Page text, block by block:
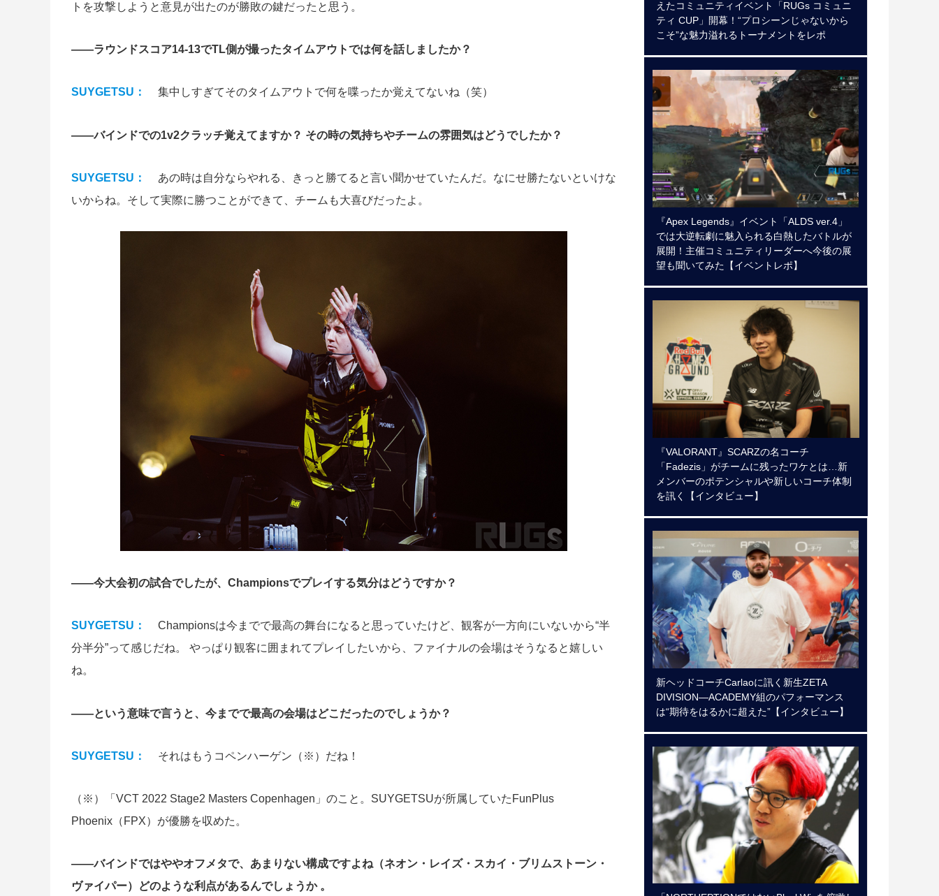
トを攻撃しようと意見が出たのが勝敗の鍵だったと思う。
――ラウンドスコア14-13でTL側が撮ったタイムアウトでは何を話しましたか？
SUYGETSU： 集中しすぎてそのタイムアウトで何を喋ったか覚えてないね（笑）
――バインドでの1v2クラッチ覚えてますか？ その時の気持ちやチームの雰囲気はどうでしたか？
SUYGETSU：
あの時は自分ならやれる、きっと勝てると言い聞かせていたんだ。なにせ勝たないといけな
いからね。そして実際に勝つことができて、チームも大喜びだったよ。
――今大会初の試合でしたが、Championsでプレイする気分はどうですか？
SUYGETSU：
Championsは今までで最高の舞台になると思っていたけど、観客が一方向にいないから“半
分半分”って感じだね。 やっぱり観客に囲まれてプレイしたいから、ファイナルの会場はそうなると嬉しい
ね。
――という意味で言うと、今までで最高の会場はどこだったのでしょうか？
SUYGETSU： それはもうコペンハーゲン（※）だね！
（※）「VCT 2022 Stage2 Masters Copenhagen」のこと。SUYGETSUが所属していたFunPlus
Phoenix（FPX）が優勝を収めた。
――バインドではややオフメタで、あまりない構成ですよね（ネオン・レイズ・スカイ・ブリムストーン・
ヴァイパー）どのような利点があるんでしょうか 。
えたコミュニティイベント「RUGs コミュニ
ティ CUP」開幕！“プロシーンじゃないから
こそ”な魅力溢れるトーナメントをレポ
『Apex Legends』イベント「ALDS ver.4」
では大逆転劇に魅入られる白熱したバトルが
展開！主催コミュニティリーダーへ今後の展
望も聞いてみた【イベントレポ】
『VALORANT』SCARZの名コーチ
「Fadezis」がチームに残ったワケとは…新
メンバーのポテンシャルや新しいコーチ体制
を訊く【インタビュー】
新ヘッドコーチCarlaoに訊く新生ZETA
DIVISION―ACADEMY組のパフォーマンス
は“期待をはるかに超えた”【インタビュー】